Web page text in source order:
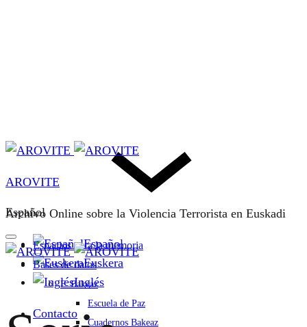
Español
Español
Euskera
Inglés
Contacto
AROVITE
Archivo Online sobre la Violencia Terrorista en Euskadi
Espacios para la memoria
Bases de datos
F. Bakeaz
Escuela de Paz
Cuadernos Bakeaz